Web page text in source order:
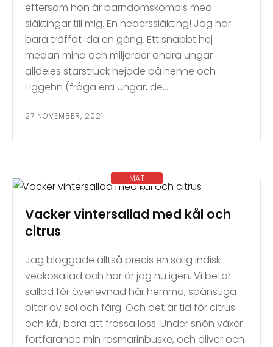
eftersom hon är barndomskompis med
släktingar till mig. En hederssläkting! Jag har
bara träffat Ida en gång. Ett snabbt hej
medan mina och miljarder andra ungar
alldeles starstruck hejade på henne och
Figgehn (fråga era ungar, de…
27 NOVEMBER, 2021
MAT
Vacker vintersallad med kål och
citrus
Jag bloggade alltså precis en solig indisk
veckosallad och här är jag nu igen. Vi betar
sallad för överlevnad här hemma, spänstiga
bitar av sol och färg. Och det är tid för citrus
och kål, bara att frossa loss. Under snön växer
fortfarande min rosmarinbuske, och oliver och